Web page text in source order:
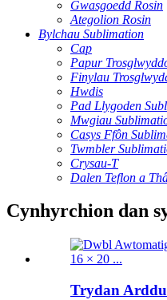
Gwasgoedd Rosin
Ategolion Rosin
Bylchau Sublimation
Cap
Papur
Finylau
Hwdis
Pad Llygoden
Mwgiau
Casys Ffôn
Twmbler
Crysau-T
Dalen Teflon a
Cynhyrchion dan
Trydan